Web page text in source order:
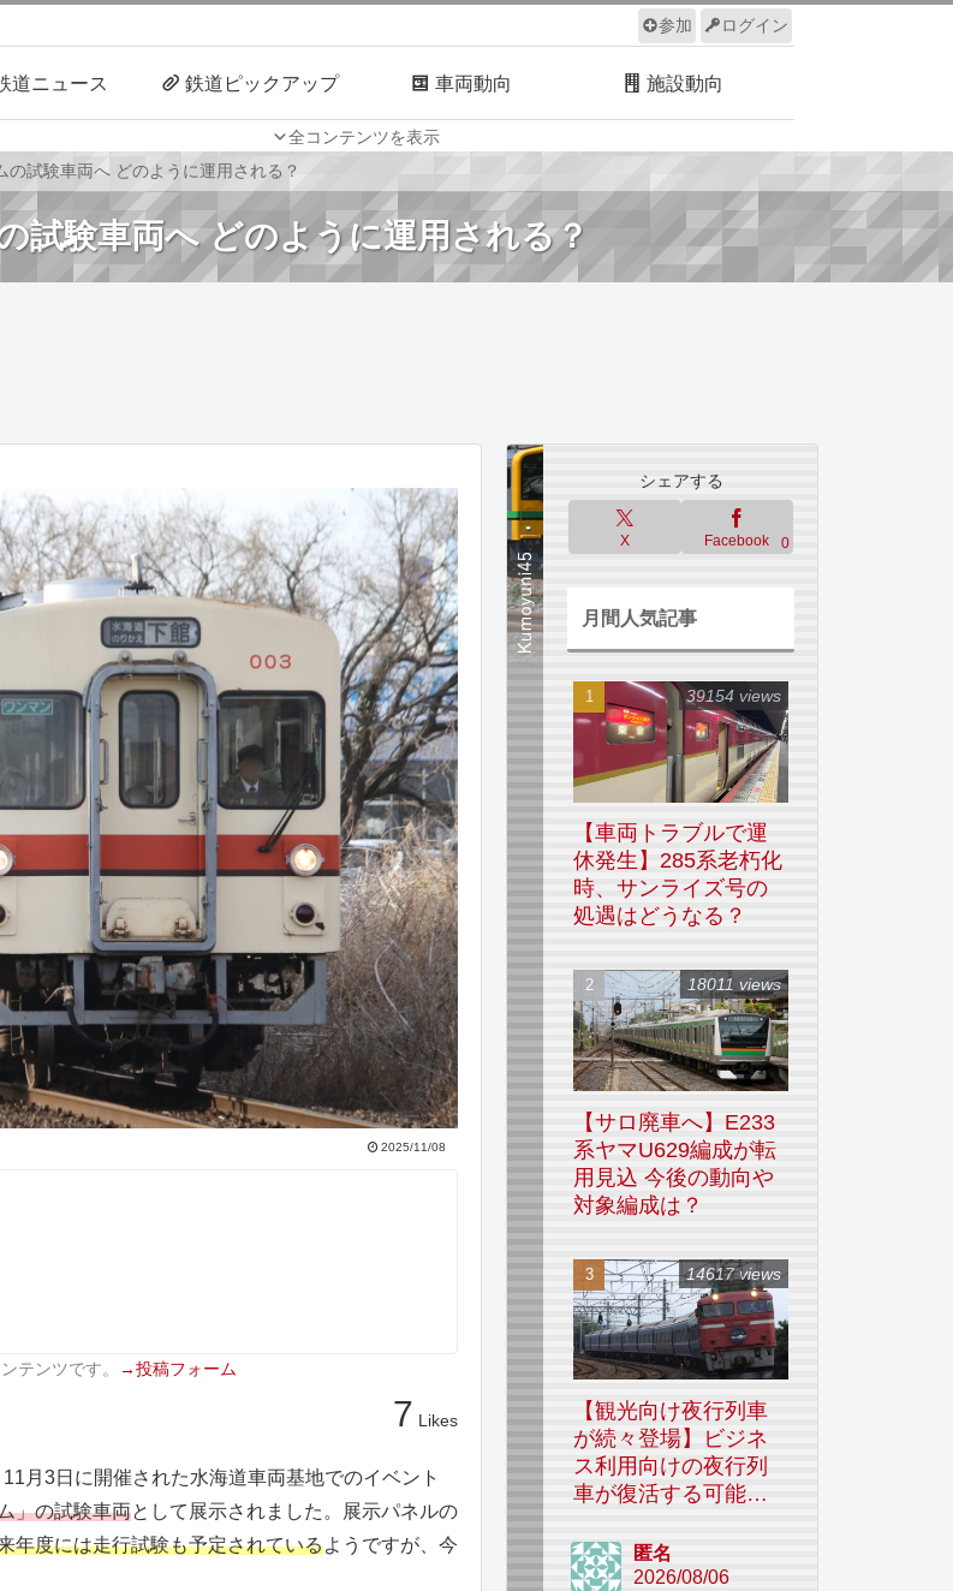
ログイン
参加
全コンテンツを表示
道ニュース 鉄道ピックアップ 車両動向 施設動向
車両技術 路線探訪 ルール サイトについて
試験車両へ どのように運用される？
試験車両へ どのように運用される？
2025/11/08
テンツです。 →投稿フォーム
7 Likes
月3日に開催された水海道車両基地でのイベント
」の試験車両として展示されました。展示パネルの
年度には走行試験も予定されているようですが、今
シェアする
X Facebook 0
月間人気記事
【車両トラブルで運
休発生】285系老朽化
時、サンライズ号の
処遇はどうなる？
39154 views
【サロ廃車へ】E233
系ヤマU629編成が転
用見込 今後の動向や
対象編成は？
18011 views
【観光向け夜行列車
が続々登場】ビジネ
ス利用向けの夜行列
車が復活する可能性
14617 views
匿名
2026/08/06